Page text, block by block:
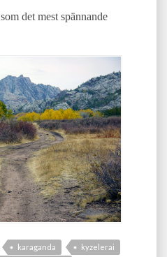
som det mest spännande
karaganda
kyzelerai